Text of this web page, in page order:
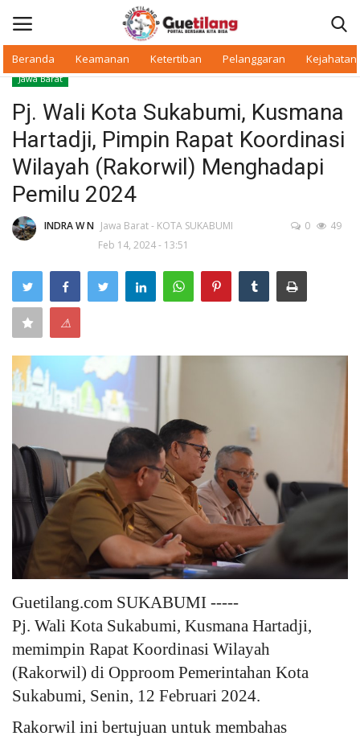
Beranda Keamanan Ketertiban Pelanggaran Kejahatan
Beranda
Daerah
Makan Bergizi
Pelanggaran
Keamanan
Cybers Event
UMKM & Ekonomi Kreatif
Pekerja Migran Indonesia
Ekonomi
Pendidikan
Informasi Journalism
Olahraga
Jawa Barat
Pj. Wali Kota Sukabumi, Kusmana
Hartadji, Pimpin Rapat Koordinasi
Wilayah (Rakorwil) Menghadapi
Pemilu 2024
INDRA W N Jawa Barat - KOTA SUKABUMI
Feb 14, 2024 - 13:51
0 49
⚠
Guetilang.com SUKABUMI -----
Pj. Wali Kota Sukabumi, Kusmana Hartadji,
memimpin Rapat Koordinasi Wilayah
(Rakorwil) di Opproom Pemerintahan Kota
Sukabumi, Senin, 12 Februari 2024.
Rakorwil ini bertujuan untuk membahas